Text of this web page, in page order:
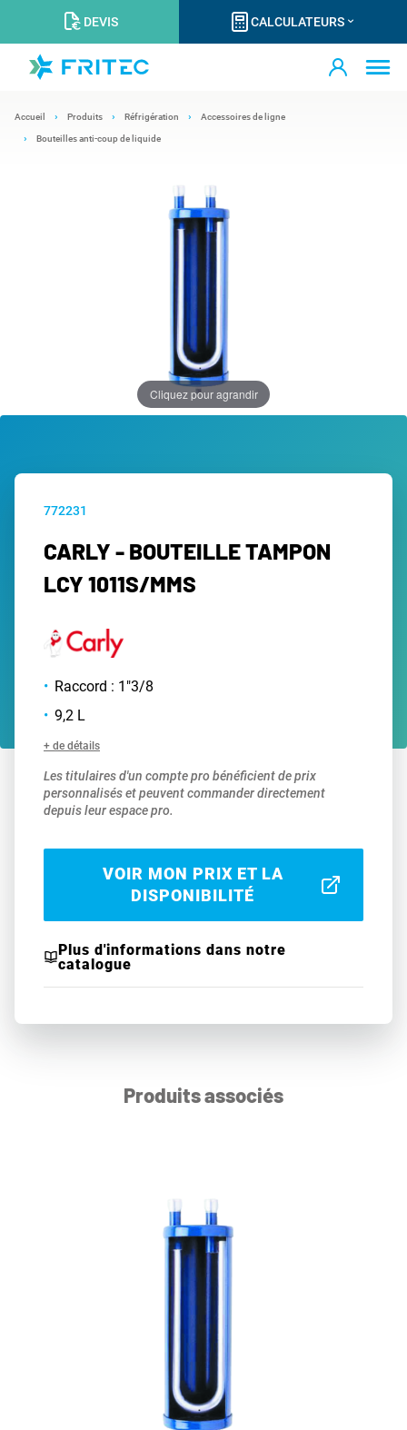
DEVIS CALCULATEURS
Accueil Produits Réfrigération Accessoires de ligne
Bouteilles anti-coup de liquide
Cliquez pour agrandir
772231
CARLY - BOUTEILLE TAMPON
LCY 1011S/MMS
Raccord : 1"3/8
9,2 L
+ de détails
Les titulaires d'un compte pro bénéficient de prix
personnalisés et peuvent commander directement
depuis leur espace pro.
VOIR MON PRIX ET LA
DISPONIBILITÉ
Plus d'informations dans notre
catalogue
Produits associés